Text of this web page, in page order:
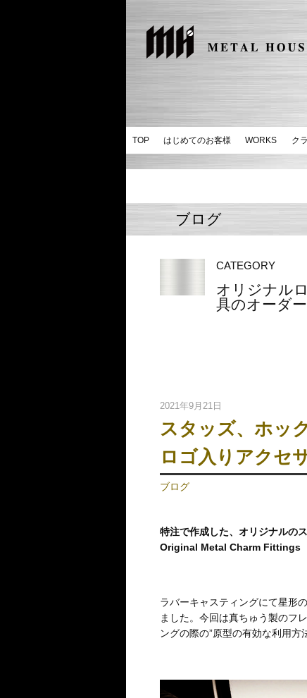
TOP はじめてのお客様 WORKS ク
ブログ
CATEGORY
オリジナル
具のオーダ
2021年9月21日
スタッズ、ホッ
ロゴ入りアクセ
ブログ
特注で作成した、オリジナルの
Original Metal Charm Fittings
ラバーキャスティングにて星形
ました。今回は真ちゅう製のフ
ングの際の”原型の有効な利用方